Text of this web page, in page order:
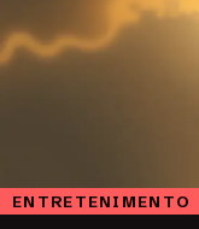
ENTRETENIMENTO